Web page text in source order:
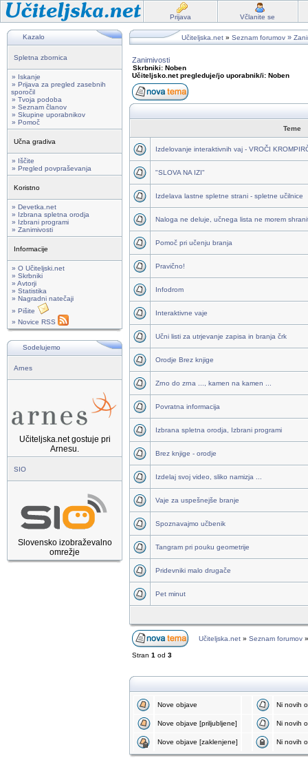
Prijava Včlanite se
Kazalo
Spletna zbornica
» Iskanje
» Prijava za pregled zasebnih
sporočil
» Tvoja podoba
» Seznam članov
» Skupine uporabnikov
» Pomoč
Učna gradiva
» Iščite
» Pregled povpraševanja
Koristno
» Devetka.net
» Izbrana spletna orodja
» Izbrani programi
» Zanimivosti
Informacije
» O Učiteljski.net
» Skrbniki
» Avtorji
» Statistika
» Nagradni natečaji
» Pišite
» Novice RSS
Sodelujemo
Arnes
Učiteljska.net gostuje pri
Arnesu.
SIO
Slovensko izobraževalno
omrežje
Učiteljska.net » Seznam forumov »
Zanimivosti
Skrbniki: Noben
Učiteljsko.net pregleduje/jo uporabnik/i: Noben
Teme
Izdelovanje interaktivnih vaj - VROČI
"SLOVA NA IZI"
Izdelava lastne spletne strani - spletne učilnice
Naloga ne deluje, učnega lista ne morem
Pomoč pri učenju branja
Pravično!
Infodrom
Interaktivne vaje
Učni listi za utrjevanje zapisa in branja črk
Orodje Brez knjige
Zrno do zrna ..., kamen na kamen ...
Povratna informacija
Izbrana spletna orodja, Izbrani programi
Brez knjige - orodje
Izdelaj svoj video, sliko namizja ...
Vaje za uspešnejše branje
Spoznavajmo učbenik
Tangram pri pouku geometrije
Pridevniki malo drugače
Pet minut
Učiteljska.net » Seznam forumov
Stran 1 od 3
Nove objave Ni novih
Nove objave [priljubljene] Ni novih
Nove objave [zaklenjene] Ni novih